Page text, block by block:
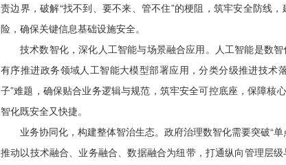
责边界，破解“找不到、要不来、管不住”的梗阻，筑牢安全防线
险，确保关键信息基础设施安全。
技术数智化，深化人工智能与场景融合应用。人工智能是数
有序推进政务领域人工智能大模型部署应用，分类分级推进技术
子”难题，确保贴合业务逻辑与规范，筑牢安全可控底座，保障核
智化既安全又快捷。
业务协同化，构建整体智治生态。政府治理数智化需要突破“
推动以技术融合、业务融合、数据融合为纽带，打通纵向管理层